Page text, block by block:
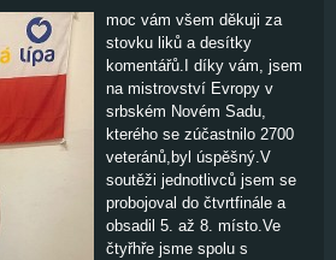
moc vám všem děkuji za
stovku liků a desítky
komentářů.I díky vám, jsem
na mistrovství Evropy v
srbském Novém Sadu,
kterého se zúčastnilo 2700
veteránů,byl úspěšný.V
soutěži jednotlivců jsem se
probojoval do čtvrtfinále a
obsadil 5. až 8. místo.Ve
čtyřhře jsme spolu s